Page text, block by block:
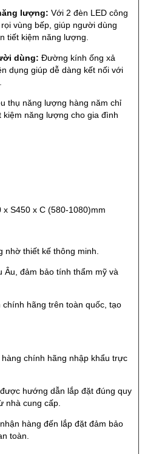
lượng: Với 2 đèn LED công
vùng bếp, giúp người dùng
tiết kiệm năng lượng.
dùng: Đường kính ống xả
dụng giúp dễ dàng kết nối với
thụ năng lượng hàng năm chỉ
năng lượng cho gia đình
x S450 x C (580-1080)mm
nhờ thiết kế thông minh.
Âu, đảm bảo tính thẩm mỹ và
hãng trên toàn quốc, tạo
chính hãng nhập khẩu trực
hướng dẫn lắp đặt đúng quy
nhà cung cấp.
hàng đến lắp đặt đảm bảo
toàn.